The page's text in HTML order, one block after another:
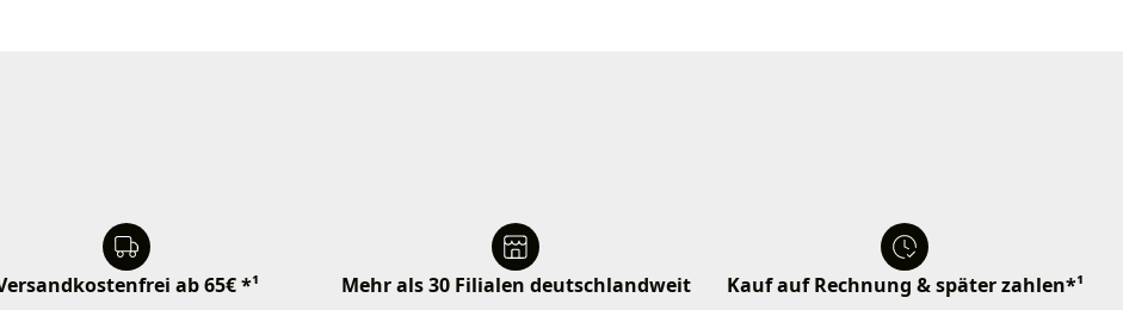
ab 65€ *¹ Mehr als 30 Filialen deutschlandweit Kauf auf Rechnung & später zahlen*¹